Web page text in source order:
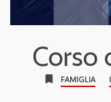
Corso
bookmark FAMIGLIA